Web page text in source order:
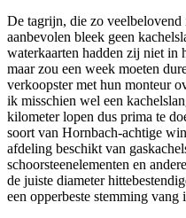
De tagrijn, die zo
aanbevolen bleek geen
waterkaarten hadden zij niet in
maar zou een week moeten
verkoopster met hun monteur
ik misschien wel een
kilometer lopen dus prima te
soort van Hornbach-achtige
afdeling beschikt van
schoorsteenelementen en
de juiste diameter
een opperbeste stemming vang